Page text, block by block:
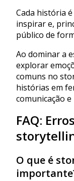
Cada história
inspirar e,
público de
Ao dominar a
explorar
comuns no
histórias em
comunicação e
FAQ:
O que é